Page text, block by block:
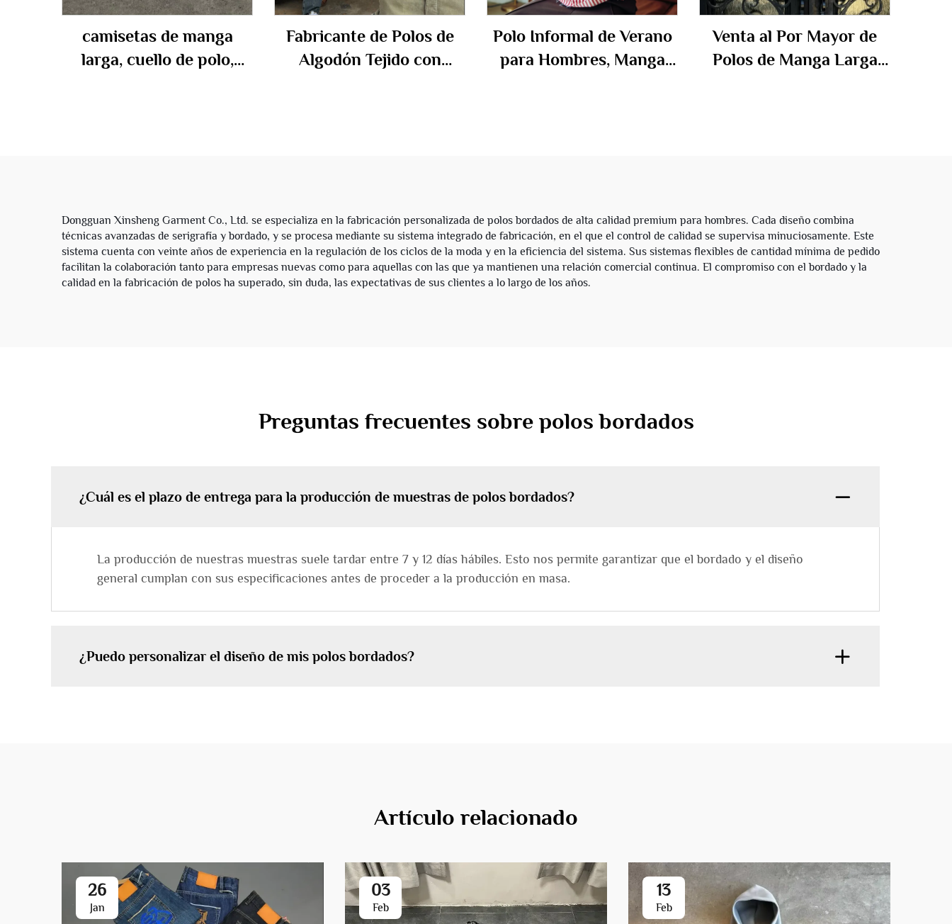
camisetas de manga
larga, cuello de polo,
Fabricante de Polos de
Algodón Tejido con
Polo Informal de Verano
para Hombres, Manga
Venta al Por Mayor de
Polos de Manga Larga
Hombres
Dongguan Xinsheng Garment Co., Ltd. se especializa en la fabricación personalizada de polos bordados de alta calidad premium para hombres. Cada diseño combina
técnicas avanzadas de serigrafía y bordado, y se procesa mediante su sistema integrado de fabricación, en el que el control de calidad se supervisa minuciosamente. Este
sistema cuenta con veinte años de experiencia en la regulación de los ciclos de la moda y en la eficiencia del sistema. Sus sistemas flexibles de cantidad mínima de pedido
facilitan la colaboración tanto para empresas nuevas como para aquellas con las que ya mantienen una relación comercial continua. El compromiso con el bordado y la
calidad en la fabricación de polos ha superado, sin duda, las expectativas de sus clientes a lo largo de los años.
Preguntas frecuentes sobre polos bordados
¿Cuál es el plazo de entrega para la producción de muestras de polos bordados?
La producción de nuestras muestras suele tardar entre 7 y 12 días hábiles. Esto nos permite garantizar que el bordado y el diseño
general cumplan con sus especificaciones antes de proceder a la producción en masa.
¿Puedo personalizar el diseño de mis polos bordados?
Artículo relacionado
26
Jan
03
Feb
13
Feb